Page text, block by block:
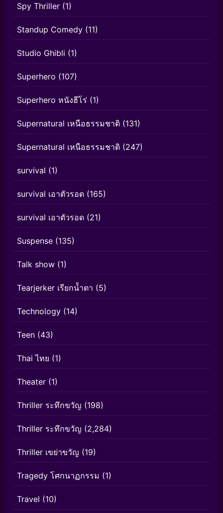
Spy Thriller (1)
Standup Comedy (11)
Studio Ghibli (1)
Superhero (107)
Superhero หนังฮีโร่ (1)
Supernatural เหนือธรรมชาติ (131)
Supernatural เหนือธรรมชาติ (247)
survival (1)
survival เอาตัวรอด (165)
survival เอาตัวรอด (21)
Suspense (135)
Talk show (1)
Tearjerker เรียกน้ำตา (5)
Technology (14)
Teen (43)
Thai ไทย (1)
Theater (1)
Thriller ระทึกขวัญ (198)
Thriller ระทึกขวัญ (2,284)
Thriller เขย่าขวัญ (19)
Tragedy โศกนาฏกรรม (1)
Travel (10)